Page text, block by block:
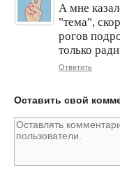
А мне
"тема",
рогов
только
Ответить
Оставить свой